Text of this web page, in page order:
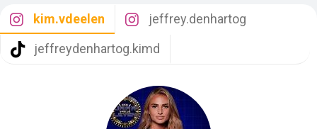
kim.vdeelen
jeffrey.denhartog
jeffreydenhartog.kimd